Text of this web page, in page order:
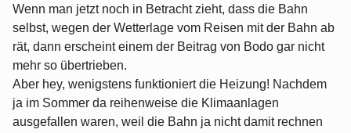
Wenn man jetzt noch in Betracht zieht, dass die Bahn
selbst, wegen der Wetterlage vom Reisen mit der Bahn ab
rät, dann erscheint einem der Beitrag von Bodo gar nicht
mehr so übertrieben.
Aber hey, wenigstens funktioniert die Heizung! Nachdem
ja im Sommer da reihenweise die Klimaanlagen
ausgefallen waren, weil die Bahn ja nicht damit rechnen